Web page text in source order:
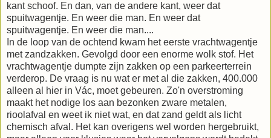
kant schoof. En dan, van de andere kant, weer dat
spuitwagentje. En weer die man. En weer dat
spuitwagentje. En weer die man....
In de loop van de ochtend kwam het eerste vrachtwagentje
met zandzakken. Gevolgd door een enorme wolk stof. Het
vrachtwagentje dumpte zijn zakken op een parkeerterrein
verderop. De vraag is nu wat er met al die zakken, 400.000
alleen al hier in Vác, moet gebeuren. Zo'n overstroming
maakt het nodige los aan bezonken zware metalen,
rioolafval en weet ik niet wat, en dat zand geldt als licht
chemisch afval. Het kan overigens wel worden hergebruikt,